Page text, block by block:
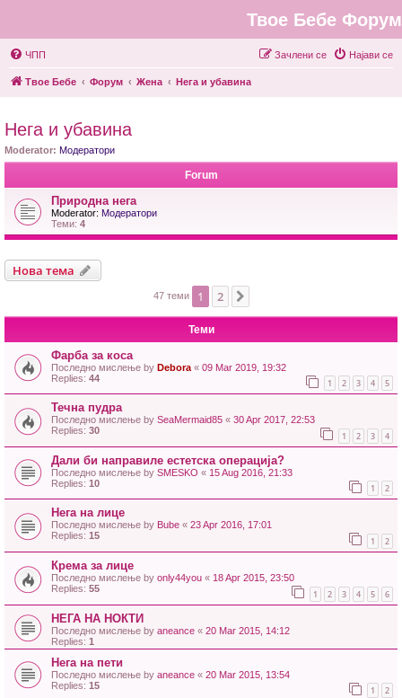
Твое Бебе Форум
ЧПП Најави се
Зачлени се
Твое Бебе Форум Жена Нега и убавина
Нега и убавина
Moderator: Модератори
Forum
Природна нега
Moderator: Модератори
Теми: 4
Нова тема
47 теми 1 2
Теми
Фарба за коса
Последно мислење by Debora « 09 Mar 2019, 19:32
Replies: 44 1 2 3 4 5
Течна пудра
Последно мислење by SeaMermaid85 « 30 Apr 2017, 22:53
Replies: 30 1 2 3 4
Дали би направиле естетска операција?
Последно мислење by SMESKO « 15 Aug 2016, 21:33
Replies: 10 1 2
Нега на лице
Последно мислење by Bube « 23 Apr 2016, 17:01
Replies: 15 1 2
Крема за лице
Последно мислење by only44you « 18 Apr 2015, 23:50
Replies: 55 1 2 3 4 5 6
НЕГА НА НОКТИ
Последно мислење by aneance « 20 Mar 2015, 14:12
Replies: 1
Нега на пети
Последно мислење by aneance « 20 Mar 2015, 13:54
Replies: 15 1 2